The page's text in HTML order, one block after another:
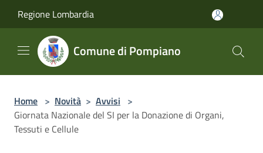
Regione Lombardia
Comune di Pompiano
Home > Novità > Avvisi >
Giornata Nazionale del SI per la Donazione di Organi,
Tessuti e Cellule